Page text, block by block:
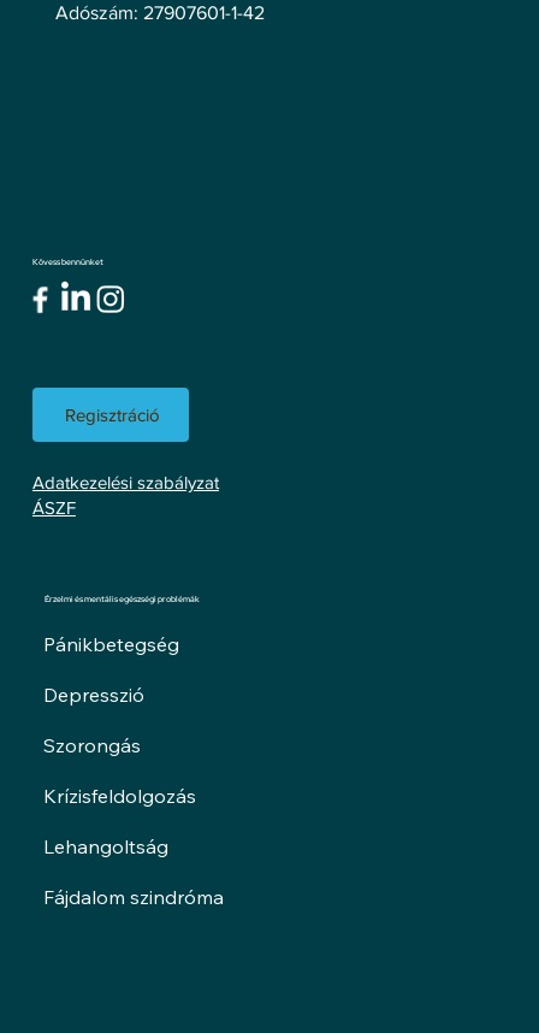
Adószám: 27907601-1-42
Kövess bennünket
Regisztráció
Adatkezelési szabályzat
ÁSZF
Érzelmi és mentális egészségi problémák
Pánikbetegség
Depresszió
Szorongás
Krízisfeldolgozás
Lehangoltság
Fájdalom szindróma